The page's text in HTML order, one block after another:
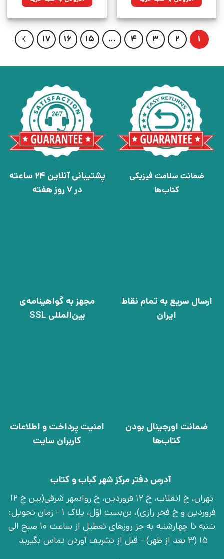
بود. بود.
1
2
3
4
…
15
16
17
ضمانت سلامت فیزیکی
کتاب‌ها
پشتیبانی آنلاین 24 ساعته
در 7 روز هفته
ارسال سریع به تمام نقاط
ایران
مجهز به گواهینامه‌ی
بین‌المللی SSL
ضمانت اورجینال بودن
کتاب‌ها
امنیت پرداخت و اطلاعات
کاربران سایت
آدرس دفتر مرکز شهر کباب و کتاب
تهران، خ انقلاب، خ 12 فروردین، خ روانمهر شرقی(بین خ 12
فروردین و خ فخر رازی)، بن‌بست اوّل، پلاک 1 - زمان تحویل:
شنبه تا چهارشنبه به جز روزهای تعطیل از ساعت 10 صبح الی
15 (3 بعد از ظهر) - قبل از تشریف آوردن تماس بگیرید